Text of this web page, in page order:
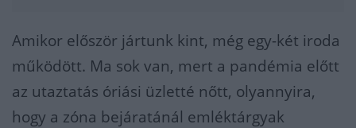
Amikor először jártunk kint, még egy-két iroda
működött. Ma sok van, mert a pandémia előtt
az utaztatás óriási üzletté nőtt, olyannyira,
hogy a zóna bejáratánál emléktárgyak